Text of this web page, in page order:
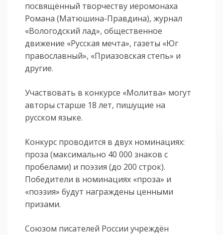
посвящённый творчеству иеромонаха
Романа (Матюшина-Правдина), журнал
«Вологодский лад», общественное
движение «Русская мечта», газеты «Юг
православный», «Приазовская степь» и
другие.
Участвовать в конкурсе «Молитва» могут
авторы старше 18 лет, пишущие на
русском языке.
Конкурс проводится в двух номинациях:
проза (максимально 40 000 знаков с
пробелами) и поэзия (до 200 строк).
Победители в номинациях «проза» и
«поэзия» будут награждены ценными
призами.
Союзом писателей России учреждён